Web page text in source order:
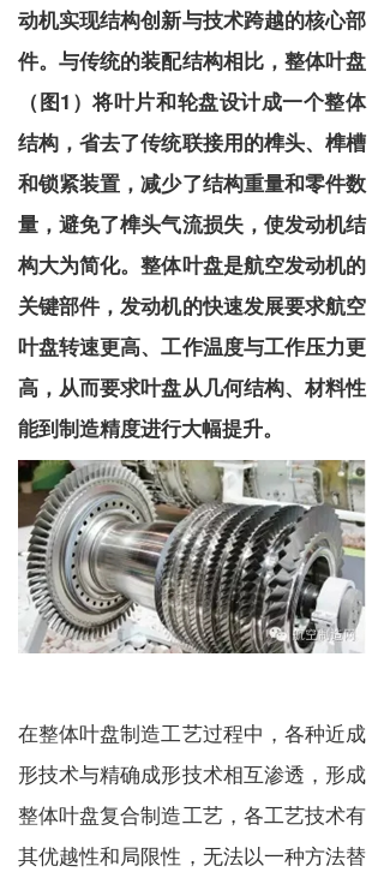
动机实现结构创新与技术跨越的核心部
件。与传统的装配结构相比，整体叶盘
（图1）将叶片和轮盘设计成一个整体
结构，省去了传统联接用的榫头、榫槽
和锁紧装置，减少了结构重量和零件数
量，避免了榫头气流损失，使发动机结
构大为简化。整体叶盘是航空发动机的
关键部件，发动机的快速发展要求航空
叶盘转速更高、工作温度与工作压力更
高，从而要求叶盘从几何结构、材料性
能到制造精度进行大幅提升。
在整体叶盘制造工艺过程中，各种近成
形技术与精确成形技术相互渗透，形成
整体叶盘复合制造工艺，各工艺技术有
其优越性和局限性，无法以一种方法替